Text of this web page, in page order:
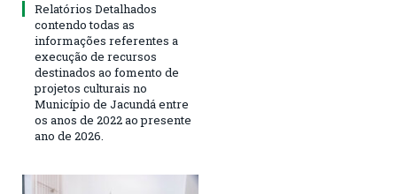
Relatórios Detalhados
contendo todas as
informações referentes a
execução de recursos
destinados ao fomento de
projetos culturais no
Município de Jacundá entre
os anos de 2022 ao presente
ano de 2026.